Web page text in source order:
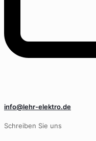
info@lehr-elektro.de
Schreiben Sie uns